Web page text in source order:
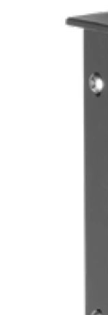
Steher kann auf
dazu passend